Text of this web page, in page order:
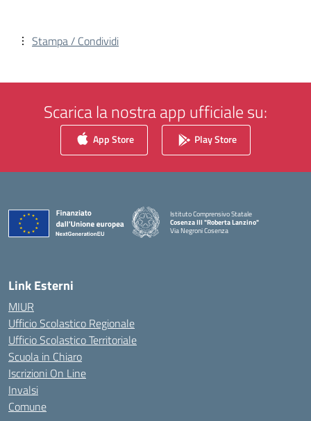
Stampa / Condividi
Scarica la nostra app ufficiale su:
App Store Play Store
Istituto Comprensivo Statale
Cosenza III "Roberta Lanzino"
Via Negroni Cosenza
— Visita la pagina iniziale della scuola
Link Esterni
MIUR
Ufficio Scolastico Regionale
Ufficio Scolastico Territoriale
Scuola in Chiaro
Iscrizioni On Line
Invalsi
Comune